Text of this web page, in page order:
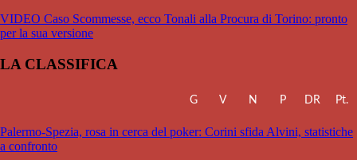
VIDEO Caso Scommesse, ecco Tonali alla Procura di Torino: pronto
per la sua versione
LA CLASSIFICA
G V N P DR Pt.
Palermo-Spezia, rosa in cerca del poker: Corini sfida Alvini, statistiche
a confronto